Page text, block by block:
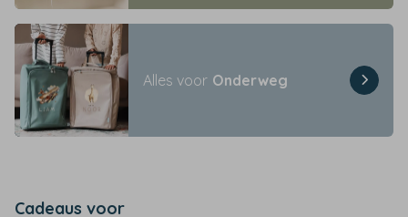
Alles voor Onderweg
Cadeaus voor